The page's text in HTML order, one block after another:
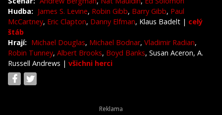
Hudba: James S. Levine, Robin Gibb, Barry Gibb, Paul
McCartney, Eric Clapton, Danny Elfman, Klaus Badelt | celý
štáb
Hrají: Michael Douglas, Michael Bodnar, Vladimir Radian,
Robin Tunney, Albert Brooks, Boyd Banks, Susan Aceron, A.
Russell Andrews | všichni herci